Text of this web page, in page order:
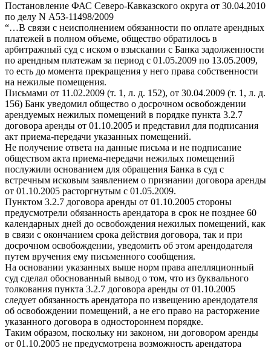
Постановление ФАС Северо-Кавказского округа от 30.04.2010
по делу N А53-11498/2009
“…В связи с неисполнением обязанности по оплате арендных
платежей в полном объеме, общество обратилось в
арбитражный суд с иском о взыскании с Банка задолженности
по арендным платежам за период с 01.05.2009 по 13.05.2009,
то есть до момента прекращения у него права собственности
на нежилые помещения.
Письмами от 11.02.2009 (т. 1, л. д. 152), от 30.04.2009 (т. 1, л. д.
156) Банк уведомил общество о досрочном освобождении
арендуемых нежилых помещений в порядке пункта 3.2.7
договора аренды от 01.10.2005 и представил для подписания
акт приема-передачи указанных помещений.
Не получение ответа на данные письма и не подписание
обществом акта приема-передачи нежилых помещений
послужили основанием для обращения Банка в суд с
встречным исковым заявлением о признании договора аренды
от 01.10.2005 расторгнутым с 01.05.2009.
Пунктом 3.2.7 договора аренды от 01.10.2005 стороны
предусмотрели обязанность арендатора в срок не позднее 60
календарных дней до освобождения нежилых помещений, как
в связи с окончанием срока действия договора, так и при
досрочном освобождении, уведомить об этом арендодателя
путем вручения ему письменного сообщения.
На основании указанных выше норм права апелляционный
суд сделал обоснованный вывод о том, что из буквального
толкования пункта 3.2.7 договора аренды от 01.10.2005
следует обязанность арендатора по извещению арендодателя
об освобождении помещений, а не его право на расторжение
указанного договора в одностороннем порядке.
Таким образом, поскольку ни законом, ни договором аренды
от 01.10.2005 не предусмотрена возможность арендатора